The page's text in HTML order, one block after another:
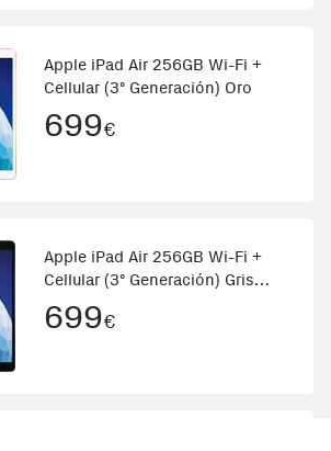
Apple iPad Air 256GB Wi-Fi +
Cellular (3º Generación) Oro
699€
Apple iPad Air 256GB Wi-Fi +
Cellular (3º Generación) Gris
espacial
699€